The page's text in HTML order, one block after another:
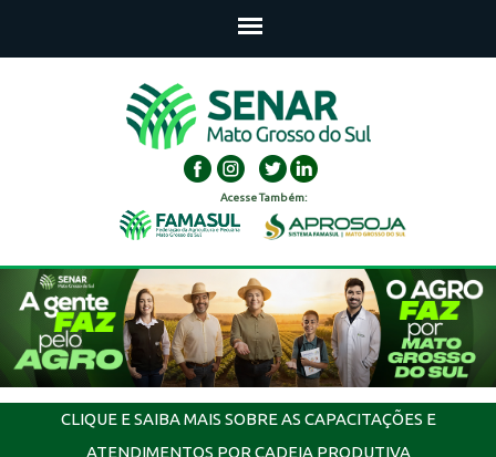
Acesse Também:
CLIQUE E SAIBA MAIS SOBRE AS CAPACITAÇÕES E
ATENDIMENTOS POR CADEIA PRODUTIVA